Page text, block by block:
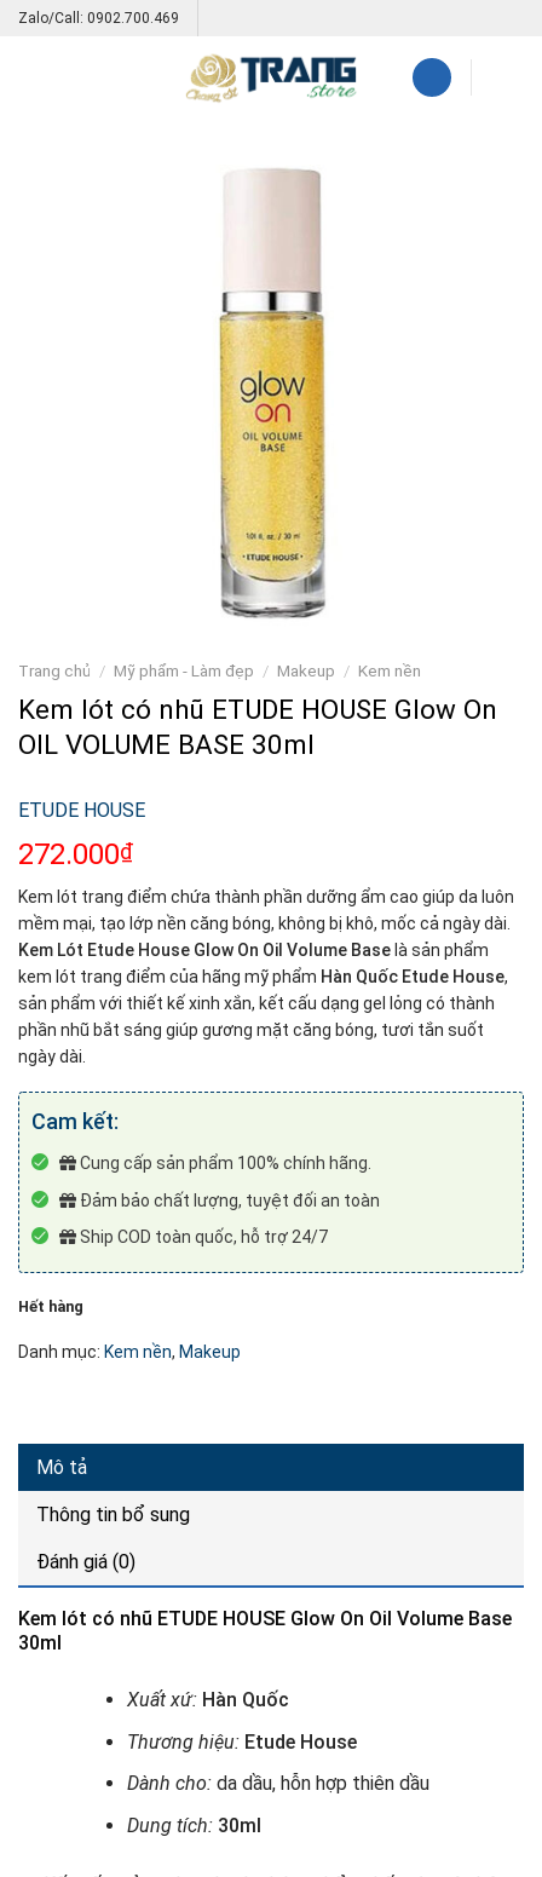
SkipZalo/Call: 0902.700.469
Trang chủ / Mỹ phẩm - Làm đẹp / Makeup / Kem nền
Kem lót có nhũ ETUDE HOUSE Glow On
OIL VOLUME BASE 30ml
ETUDE HOUSE
272.000₫
Kem lót trang điểm chứa thành phần dưỡng ẩm cao giúp da luôn
mềm mại, tạo lớp nền căng bóng, không bị khô, mốc cả ngày dài.
Kem Lót Etude House Glow On Oil Volume Base là sản phẩm
kem lót trang điểm của hãng mỹ phẩm Hàn Quốc Etude House,
sản phẩm với thiết kế xinh xắn, kết cấu dạng gel lỏng có thành
phần nhũ bắt sáng giúp gương mặt căng bóng, tươi tắn suốt
ngày dài.
Cam kết:
Cung cấp sản phẩm 100% chính hãng.
Đảm bảo chất lượng, tuyệt đối an toàn
Ship COD toàn quốc, hỗ trợ 24/7
Hết hàng
Danh mục: Kem nền, Makeup
Mô tả
Thông tin bổ sung
Đánh giá (0)
Kem lót có nhũ ETUDE HOUSE Glow On Oil Volume Base
30ml
Xuất xứ: Hàn Quốc
Thương hiệu: Etude House
Dành cho:da dầu, hỗn hợp thiên dầu
Dung tích: 30ml